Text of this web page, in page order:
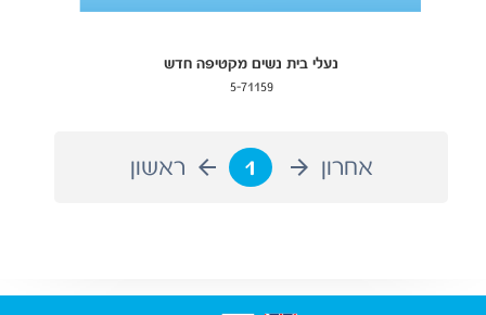
נעלי בית נשים מקטיפה חדש
5-71159
ראשון 1 אחרון